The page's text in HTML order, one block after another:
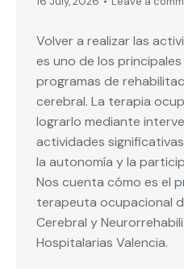
Volver a realizar las
es uno de los
programas de
cerebral. La terapia
lograrlo mediante
actividades
la autonomía y la
Nos cuenta cómo es el
terapeuta ocupacional
Cerebral y
Hospitalarias Valencia.